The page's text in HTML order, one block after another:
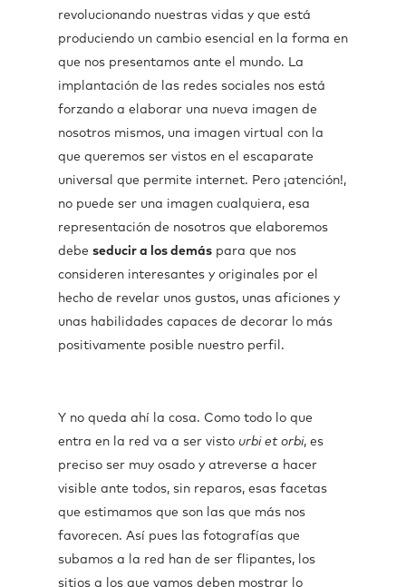
revolucionando nuestras vidas y que está
produciendo un cambio esencial en la forma en
que nos presentamos ante el mundo. La
implantación de las redes sociales nos está
forzando a elaborar una nueva imagen de
nosotros mismos, una imagen virtual con la
que queremos ser vistos en el escaparate
universal que permite internet. Pero ¡atención!,
no puede ser una imagen cualquiera, esa
representación de nosotros que elaboremos
debe seducir a los demás para que nos
consideren interesantes y originales por el
hecho de revelar unos gustos, unas aficiones y
unas habilidades capaces de decorar lo más
positivamente posible nuestro perfil.
Y no queda ahí la cosa. Como todo lo que
entra en la red va a ser visto urbi et orbi, es
preciso ser muy osado y atreverse a hacer
visible ante todos, sin reparos, esas facetas
que estimamos que son las que más nos
favorecen. Así pues las fotografías que
subamos a la red han de ser flipantes, los
sitios a los que vamos deben mostrar lo